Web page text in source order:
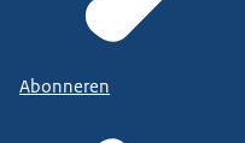
Abonneren